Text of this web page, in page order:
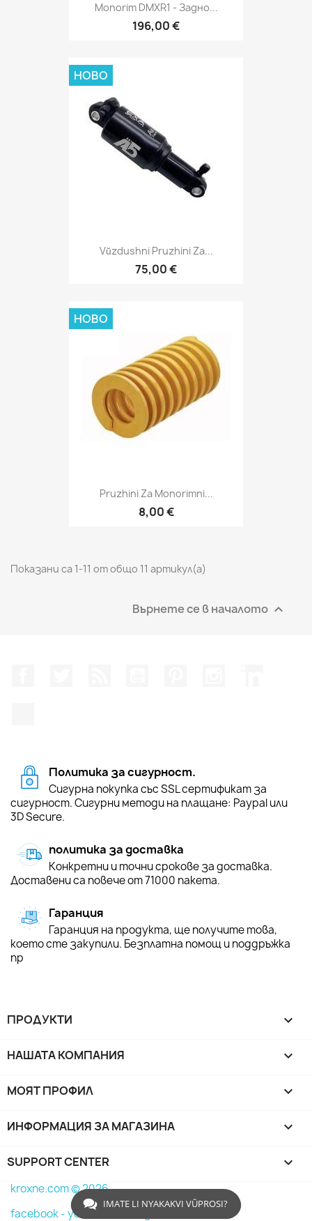
Monorim DMXR1 - Задно...
196,00 €
Vŭzdushni Pruzhini Za...
75,00 €
НОВО
Pruzhini Za Monorimni...
8,00 €
НОВО
Показани са 1-11 от общо 11 артикул(а)
Върнете се в началото 
Политика за сигурност.
Сигурна покупка със SSL сертификат за
сигурност. Сигурни методи на плащане: Paypal или
3D Secure.
политика за доставка
Конкретни и точни срокове за доставка.
Доставени са повече от 71000 пакета.
Гаранция
Гаранция на продукта, ще получите това,
което сте закупили. Безплатна помощ и поддръжка
пр
ПРОДУКТИ 
НАШАТА КОМПАНИЯ 
МОЯТ ПРОФИЛ 
ИНФОРМАЦИЯ ЗА МАГАЗИНА keyboard_arrow_down
SUPPORT CENTER 
kroxne.com © 2026
facebook -youtube -
IMATE LI NYAKAKVI VŬPROSI?